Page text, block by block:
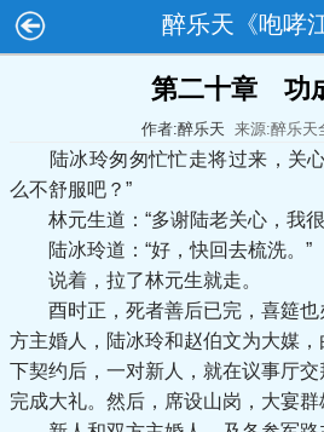
醉乐天《咆哮
第二十章 功
作者:醉乐天 来源:醉乐天
陆冰玲匆匆忙忙走将过来，关心
么不舒服吧？”
林元生道：“多谢陆老关心，我很
陆冰玲道：“好，快回去梳洗。”
说着，拉了林元生就走。
酉时正，死者善后已完，喜筵也
方主婚人，陆冰玲和赵伯文为大媒
下契约后，一对新人，就在议事厅交
完成大礼。然后，席设山岗，大宴群